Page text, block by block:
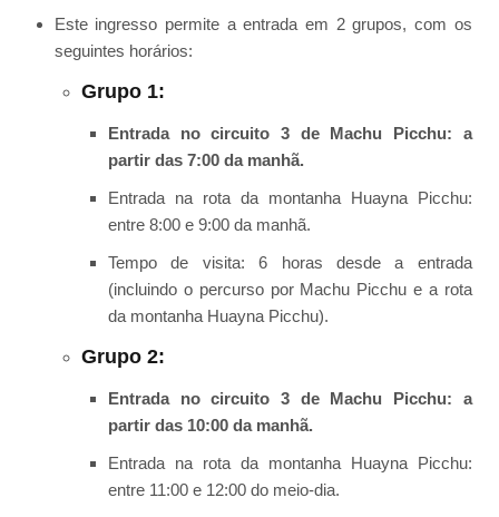
Este ingresso permite a entrada em 2 grupos, com os
seguintes horários:
Grupo 1:
Entrada no circuito 3 de Machu Picchu: a
partir das 7:00 da manhã.
Entrada na rota da montanha Huayna Picchu:
entre 8:00 e 9:00 da manhã.
Tempo de visita: 6 horas desde a entrada
(incluindo o percurso por Machu Picchu e a rota
da montanha Huayna Picchu).
Grupo 2:
Entrada no circuito 3 de Machu Picchu: a
partir das 10:00 da manhã.
Entrada na rota da montanha Huayna Picchu:
entre 11:00 e 12:00 do meio-dia.